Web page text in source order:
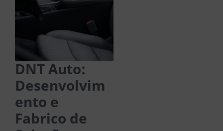
DNT Auto:
Desenvolvim
ento e
Fabrico de